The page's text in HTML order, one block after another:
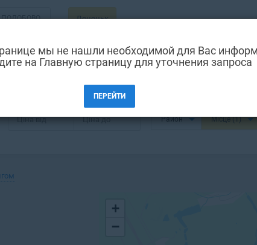
ПОДОБОВО Донецьк
собор, Донецьк
Ціна від Ціна до Район Місце(1)
+
−
мы не нашли необходимой для Вас
на Главную страницу для уточнения запроса
ПЕРЕЙТИ